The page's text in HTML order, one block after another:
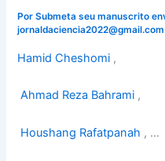
PorSubmeta seu manuscrito
Hamid Cheshomi ,
Ahmad Reza Bahrami ,
Houshang Rafatpanah , …